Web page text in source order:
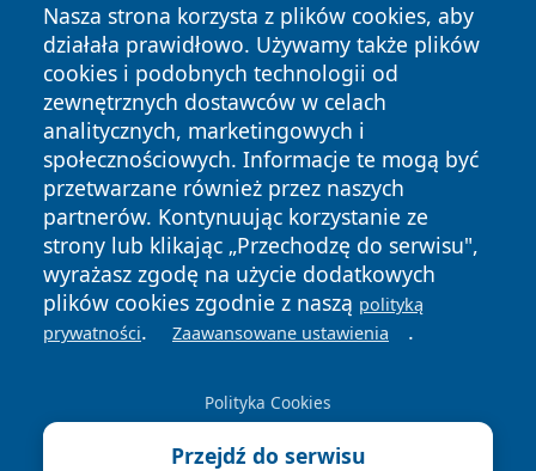
Nasza strona korzysta z plików cookies, aby
działała prawidłowo. Używamy także plików
cookies i podobnych technologii od
zewnętrznych dostawców w celach
analitycznych, marketingowych i
społecznościowych. Informacje te mogą być
przetwarzane również przez naszych
partnerów. Kontynuując korzystanie ze
strony lub klikając „Przechodzę do serwisu",
wyrażasz zgodę na użycie dodatkowych
plików cookies zgodnie z naszą polityką
prywatności. Zaawansowane ustawienia .
Polityka Cookies
Przejdź do serwisu
Copyright © 2026 belchatowski24.pl Wszystkie prawa
zastrzeżone.
News Autorzy
Polityka
Prywatności
Polityka
Cookies